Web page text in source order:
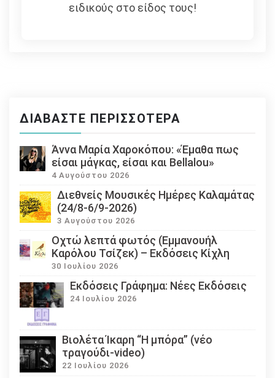
ειδικούς στο είδος τους!
ΔΙΑΒΆΣΤΕ ΠΕΡΙΣΣΌΤΕΡΑ
Άννα Μαρία Χαροκόπου: «Έμαθα πως
είσαι μάγκας, είσαι και Bellalou»
4 Αυγούστου 2026
Διεθνείς Μουσικές Ημέρες Καλαμάτας
(24/8-6/9-2026)
3 Αυγούστου 2026
Οχτώ λεπτά φωτός (Εμμανουήλ
Καρόλου Τσίζεκ) – Εκδόσεις Κίχλη
30 Ιουλίου 2026
Εκδόσεις Γράφημα: Νέες Εκδόσεις
24 Ιουλίου 2026
Βιολέτα Ίκαρη “Η μπόρα” (νέο
τραγούδι-video)
22 Ιουλίου 2026